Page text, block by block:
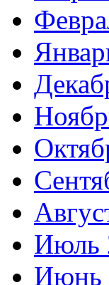
Июль
Июнь